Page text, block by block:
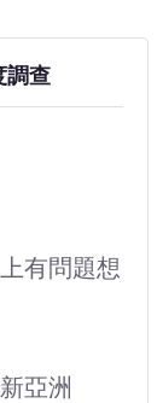
調查
有問題想
亞洲